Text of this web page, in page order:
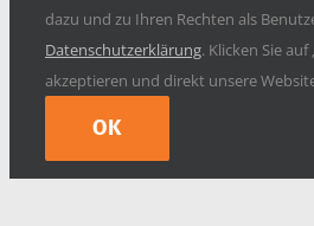
dazu und zu Ihren Rechten als
Datenschutzerklärung. Klicken Sie auf
akzeptieren und direkt unsere
OK